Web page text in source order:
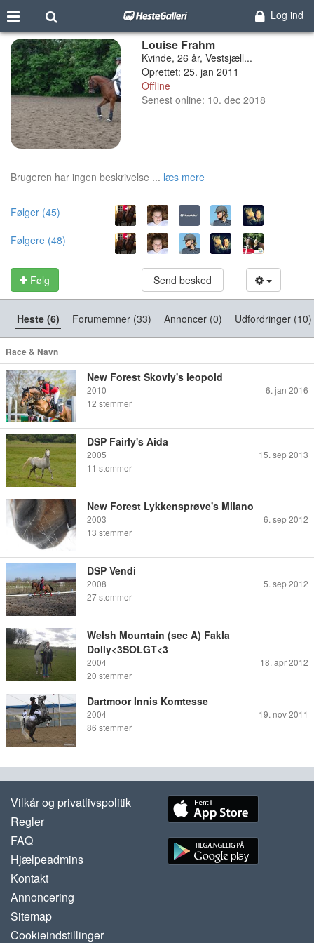
Log ind
Louise Frahm
Kvinde, 26 år, Vestsjæll...
Oprettet: 25. jan 2011
Offline
Senest online: 10. dec 2018
Brugeren har ingen beskrivelse ... læs mere
Følger (45)
Følgere (48)
Følg Send besked
Heste (6) Forumemner (33) Annoncer (0) Udfordringer (10)
Race & Navn
New Forest Skovly's leopold
2010
6. jan 2016
12 stemmer
DSP Fairly's Aida
2005
15. sep 2013
11 stemmer
New Forest Lykkensprøve's Milano
2003
6. sep 2012
13 stemmer
DSP Vendi
2008
5. sep 2012
27 stemmer
Welsh Mountain (sec A) Fakla
Dolly<3SOLGT<3
2004
18. apr 2012
20 stemmer
Dartmoor Innis Komtesse
2004
19. nov 2011
86 stemmer
Vilkår og privatlivspolitik
Regler
FAQ
Hjælpeadmins
Kontakt
Annoncering
Sitemap
Cookieindstillinger